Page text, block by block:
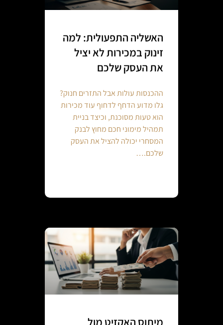
האשליה התפעולית: למה
זינוק במכירות לא יציל
את העסק שלכם
ההכנסות עולות אבל התזרים חנוק?
גלו מדוע הדחף לדחוף עוד מכירות
הוא טעות מסוכנת, וכיצד בניית
תמהיל מימוני חכם מחוץ לבנק
המסחרי יכולה להציל את העסק
שלכם.…
מיתוס האקזיט מול